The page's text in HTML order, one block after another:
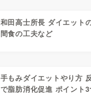
和田高士所長 ダイエット
間食の工夫など
手もみダイエットやり方
で脂肪消化促進 ポイント3